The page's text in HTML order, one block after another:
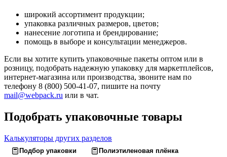
широкий ассортимент продукции;
упаковка различных размеров, цветов;
нанесение логотипа и брендирование;
помощь в выборе и консультации менеджеров.
Если вы хотите купить упаковочные пакеты оптом или в
розницу, подобрать надежную упаковку для маркетплейсов,
интернет-магазина или производства, звоните нам по
телефону 8 (800) 500-41-07, пишите на почту
mail@webpack.ru или в чат.
Подобрать упаковочные товары
Калькуляторы других разделов
Подбор упаковки Полиэтиленовая плёнка